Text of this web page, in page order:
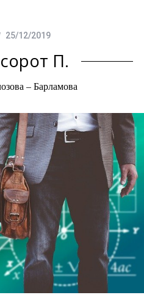
25/12/2019
П.
– Барламова